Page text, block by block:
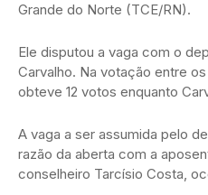
Grande do Norte (TCE/RN).
Ele disputou a vaga com o
Carvalho. Na votação entre
obteve 12 votos enquanto
A vaga a ser assumida pelo
razão da aberta com a
conselheiro Tarcísio Costa,